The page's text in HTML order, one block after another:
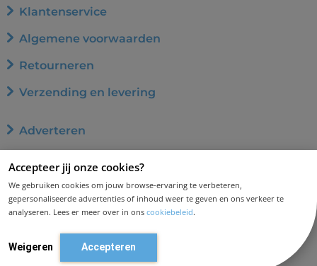
Accepteer jij onze cookies?
We gebruiken cookies om jouw browse-ervaring te verbeteren,
gepersonaliseerde advertenties of inhoud weer te geven en ons verkeer te
analyseren. Lees er meer over in ons cookiebeleid.
Weigeren Accepteren
Klantenservice
Algemene voorwaarden
Retourneren
Verzending en levering
Adverteren
Privacybeleid
Cookiebeleid
Disclaimer en aansprakelijkheid